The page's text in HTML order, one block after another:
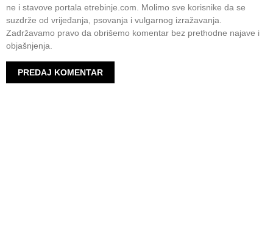
ne i stavove portala etrebinje.com. Molimo sve korisnike da se
suzdrže od vrijeđanja, psovanja i vulgarnog izražavanja.
Zadržavamo pravo da obrišemo komentar bez prethodne najave i
objašnjenja.